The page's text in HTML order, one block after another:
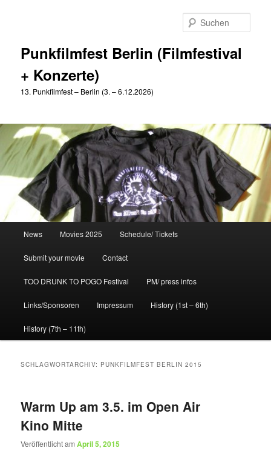
Punkfilmfest Berlin (Filmfestival
+ Konzerte)
13. Punkfilmfest – Berlin (3. – 6.12.2026)
News Movies 2025 Schedule/ Tickets
Submit your movie Contact
TOO DRUNK TO POGO Festival PM/ press infos
Links/Sponsoren Impressum History (1st – 6th)
History (7th – 11th)
SCHLAGWORTARCHIV: PUNKFILMFEST BERLIN 2015
Warm Up am 3.5. im Open Air
Kino Mitte
Veröffentlicht amApril 5, 2015